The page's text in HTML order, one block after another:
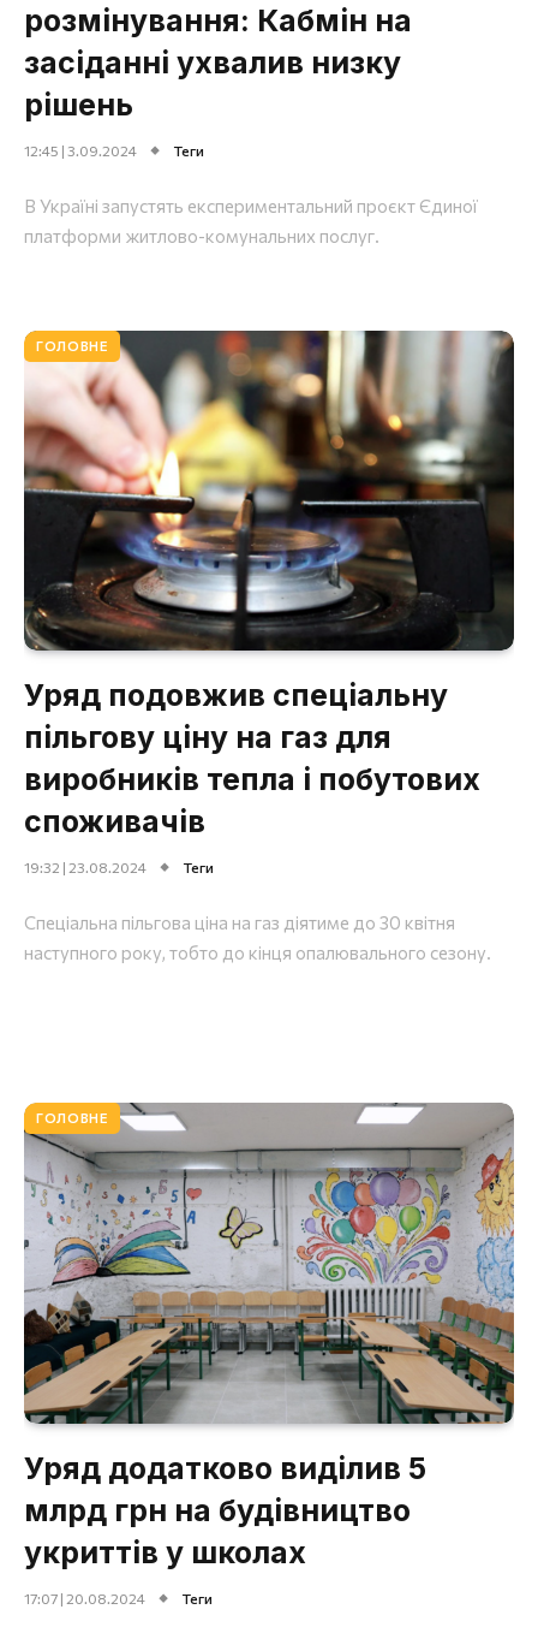
розмінування: Кабмін на
засіданні ухвалив низку
рішень
12:45 | 3.09.2024 Теги
В Україні запустять експериментальний проєкт Єдиної
платформи житлово-комунальних послуг.
ГОЛОВНЕ
Уряд подовжив спеціальну
пільгову ціну на газ для
виробників тепла і побутових
споживачів
19:32 | 23.08.2024 Теги
Спеціальна пільгова ціна на газ діятиме до 30 квітня
наступного року, тобто до кінця опалювального сезону.
ГОЛОВНЕ
Уряд додатково виділив 5
млрд грн на будівництво
укриттів у школах
17:07 | 20.08.2024 Теги